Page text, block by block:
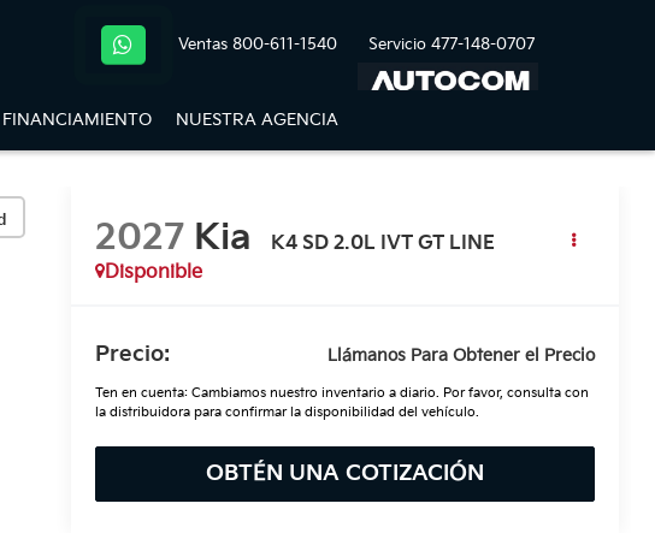
Ventas 800-611-1540 Servicio 477-148-0707
FINANCIAMIENTO NUESTRA AGENCIA
2027 Kia
K4 SD 2.0L IVT GT LINE
Disponible
Precio: Llámanos Para Obtener el Precio
Ten en cuenta: Cambiamos nuestro inventario a diario. Por favor, consulta con
la distribuidora para confirmar la disponibilidad del vehículo.
OBTÉN UNA COTIZACIÓN